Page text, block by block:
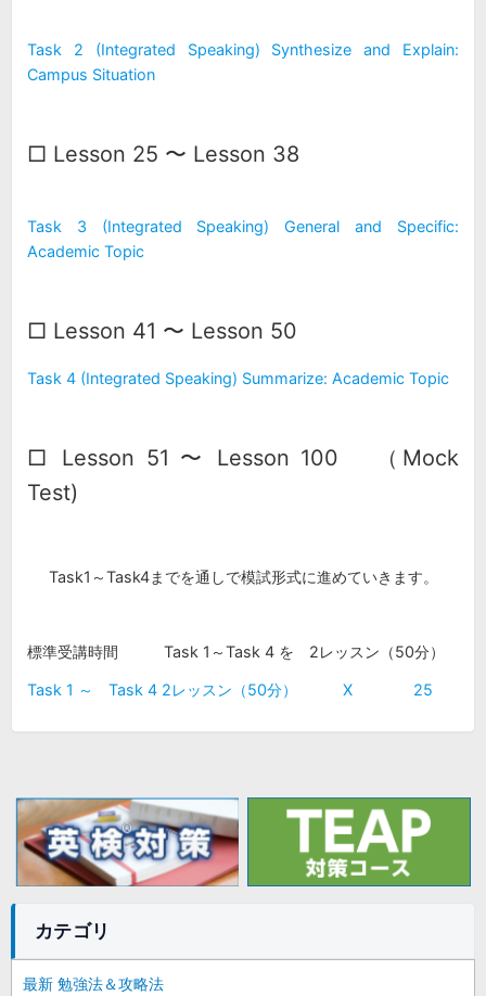
Task 2 (Integrated Speaking) Synthesize and Explain:
Campus Situation
□ Lesson 25 〜 Lesson 38
Task 3 (Integrated Speaking) General and Specific:
Academic Topic
□ Lesson 41 〜 Lesson 50
Task 4 (Integrated Speaking) Summarize: Academic Topic
□ Lesson 51 〜 Lesson 100 （Mock
Test)
Task1～Task4までを通しで模試形式に進めていきます。
標準受講時間 Task 1～Task 4 を 2レッスン（50分）
Task 1 ～ Task 4 2レッスン（50分） X 25
カテゴリ
最新 勉強法＆攻略法